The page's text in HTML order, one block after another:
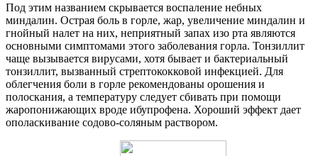
Под этим названием скрывается воспаление небных
миндалин. Острая боль в горле, жар, увеличение миндалин и
гнойный налет на них, неприятный запах изо рта являются
основными симптомами этого заболевания горла. Тонзиллит
чаще вызывается вирусами, хотя бывает и бактериальный
тонзиллит, вызванный стрептококковой инфекцией. Для
облегчения боли в горле рекомендованы орошения и
полоскания, а температуру следует сбивать при помощи
жаропонижающих вроде ибупрофена. Хороший эффект дает
ополаскивание содово-соляным раствором.